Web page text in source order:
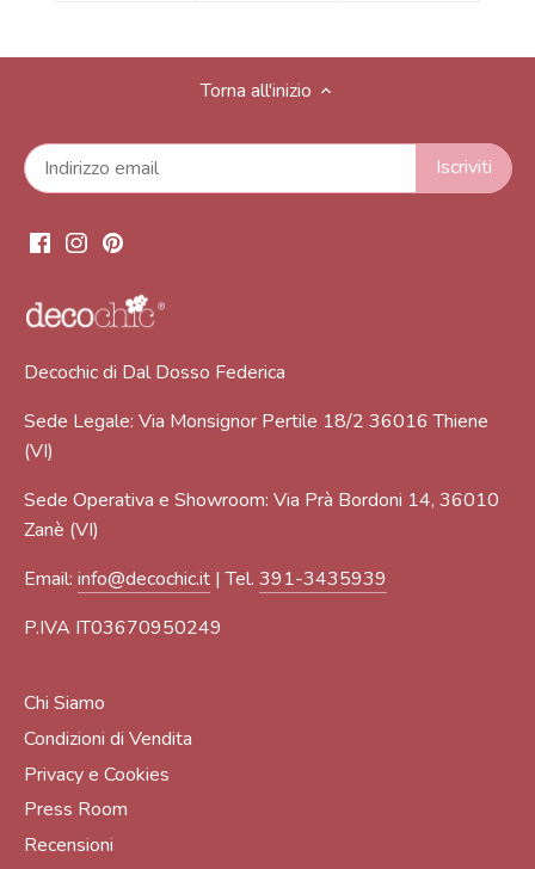
Torna all'inizio
Decochic di Dal Dosso Federica
Sede Legale: Via Monsignor Pertile 18/2 36016 Thiene
(VI)
Sede Operativa e Showroom: Via Prà Bordoni 14, 36010
Zanè (VI)
Email: info@decochic.it | Tel. 391-3435939
P.IVA IT03670950249
Chi Siamo
Condizioni di Vendita
Privacy e Cookies
Press Room
Recensioni